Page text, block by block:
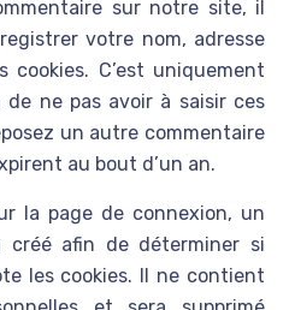
sur notre site, il
votre nom, adresse
C’est uniquement
ne pas avoir à saisir ces
un autre commentaire
au bout d’un an.
la page de connexion, un
créé afin de déterminer si
les cookies. Il ne contient